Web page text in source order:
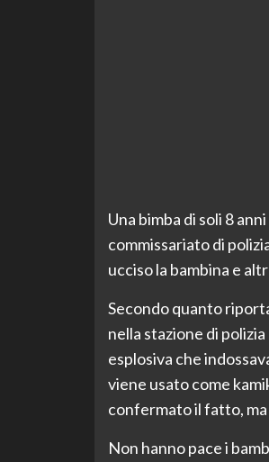
Una bimba di soli 8
commissariato di
ucciso la bambina e
Secondo quanto
nella stazione di
esplosiva che
viene usato come
confermato il fatto, ma
Non hanno pace i